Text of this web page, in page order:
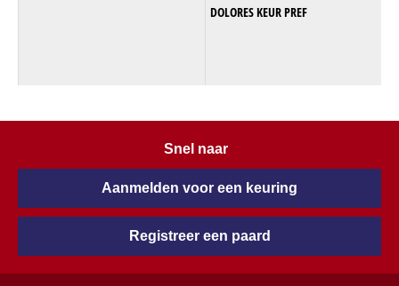
DOLORES KEUR PREF
Snel naar
Aanmelden voor een keuring
Registreer een paard